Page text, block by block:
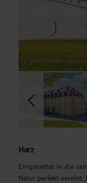
© Bernstein
Harz
Eingebettet in die
Natur perfekt vereint.